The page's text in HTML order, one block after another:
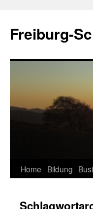
springen
Freiburg-
Home Bildung